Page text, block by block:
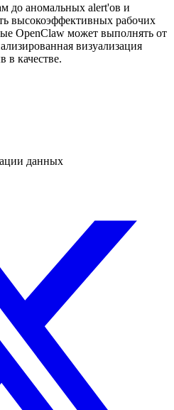
до аномальных alert'ов и
высокоэффективных рабочих
OpenClaw может выполнять от
визуализация
в качестве.
данных